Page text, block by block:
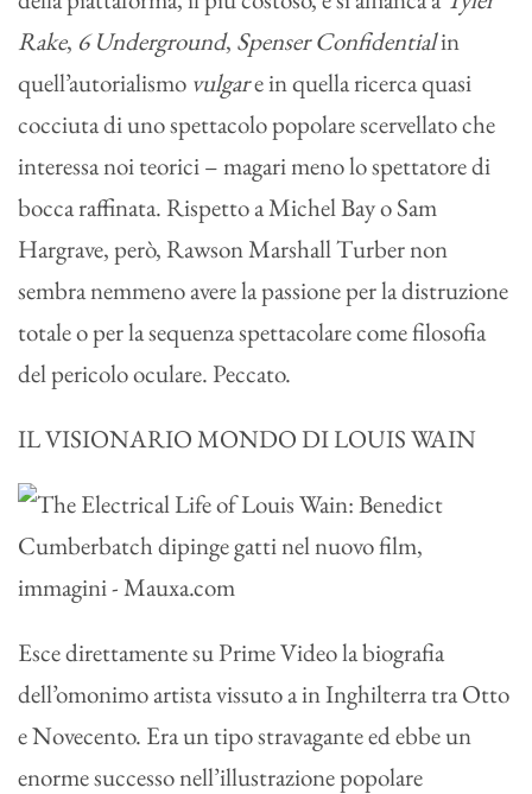
Rake, 6 Underground, Spenser Confidentialin
quell’autorialismo vulgare in quella ricerca quasi
cocciuta di uno spettacolo popolare scervellato che
interessa noi teorici – magari meno lo spettatore di
bocca raffinata. Rispetto a Michel Bay o Sam
Hargrave, però, Rawson Marshall Turber non
sembra nemmeno avere la passione per la distruzione
totale o per la sequenza spettacolare come filosofia
del pericolo oculare. Peccato.
IL VISIONARIO MONDO DI LOUIS WAIN
Esce direttamente su Prime Video la biografia
dell’omonimo artista vissuto a in Inghilterra tra Otto
e Novecento. Era un tipo stravagante ed ebbe un
enorme successo nell’illustrazione popolare